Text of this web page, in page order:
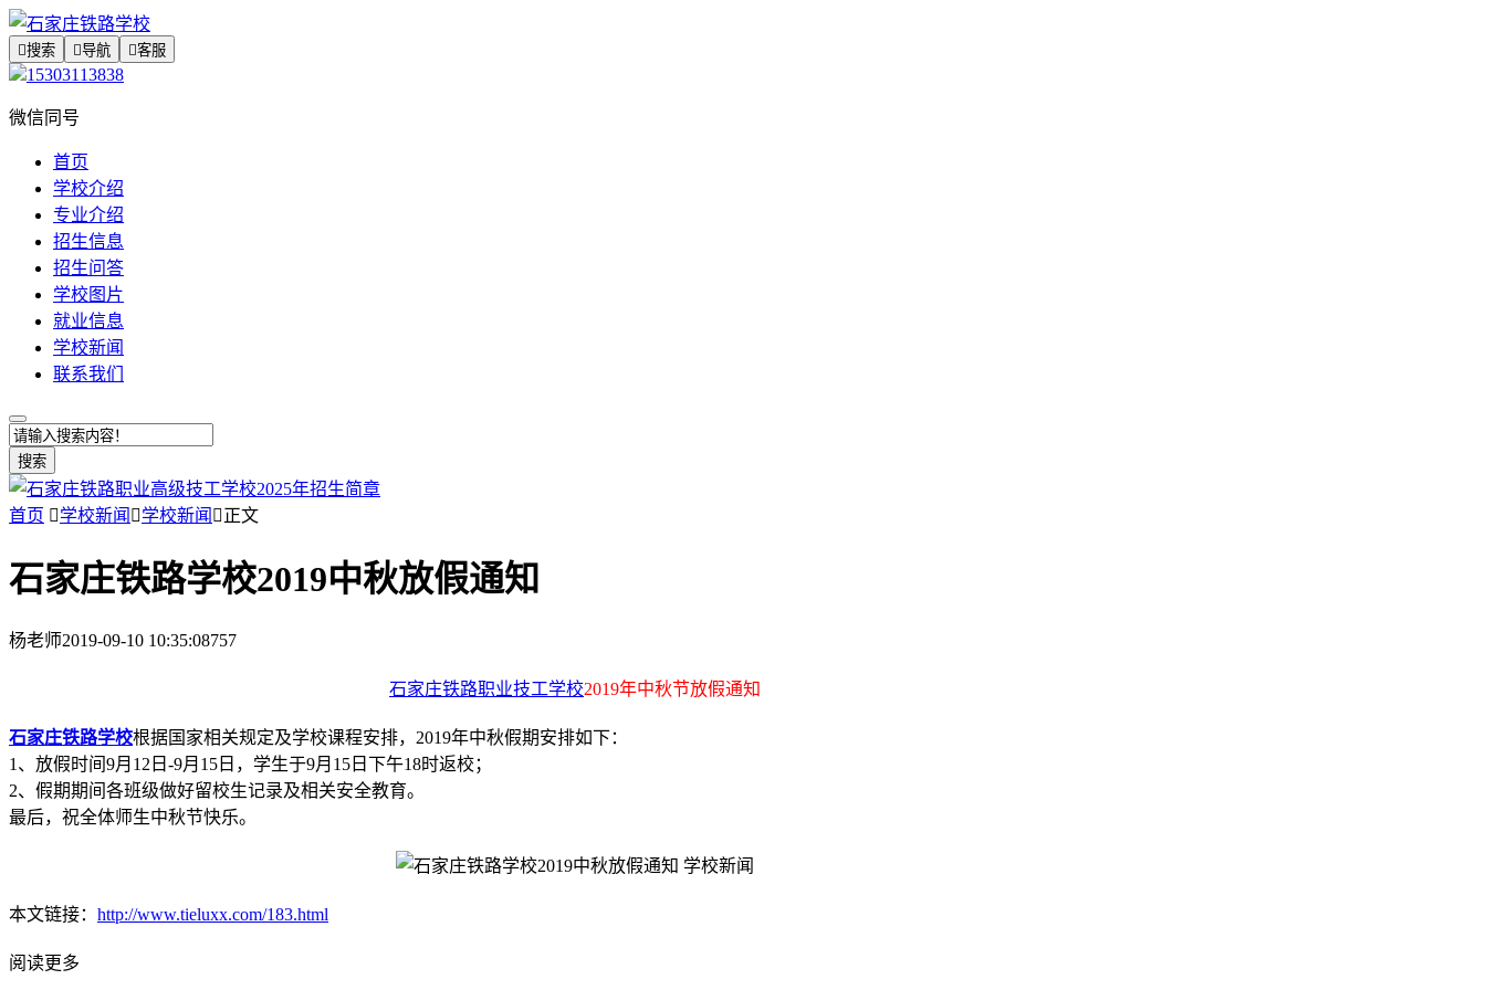
搜索 导航 客服
15303113838
微信同号
首页
学校介绍
专业介绍
招生信息
招生问答
学校图片
就业信息
学校新闻
联系我们
搜索
首页 学校新闻 学校新闻 正文
石家庄铁路学校2019中秋放假通知
杨老师2019-09-10 10:35:08757
石家庄铁路职业技工学校2019年中秋节放假通知
石家庄铁路学校根据国家相关规定及学校课程安排，2019年中秋假期安排如下：
1、放假时间9月12日-9月15日，学生于9月15日下午18时返校；
2、假期期间各班级做好留校生记录及相关安全教育。
最后，祝全体师生中秋节快乐。
本文链接： http://www.tieluxx.com/183.html
阅读更多